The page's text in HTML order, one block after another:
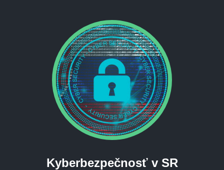
Kyberbezpečnosť v SR